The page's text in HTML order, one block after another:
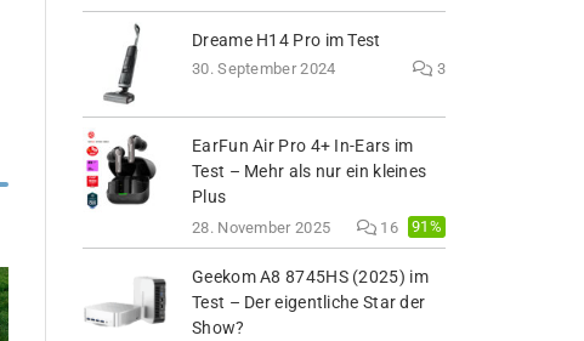
Dreame H14 Pro im Test
30. September 2024 3
EarFun Air Pro 4+ In-Ears im
Test – Mehr als nur ein kleines
Plus
28. November 2025 16 91%
Geekom A8 8745HS (2025) im
Test – Der eigentliche Star der
Show?